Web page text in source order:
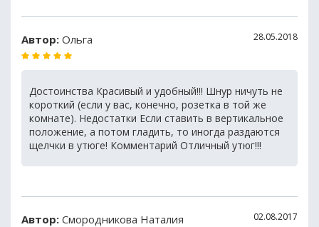
Автор: Ольга 28.05.2018
Достоинства Красивый и удобный!!! Шнур ничуть не
короткий (если у вас, конечно, розетка в той же
комнате). Недостатки Если ставить в вертикальное
положение, а потом гладить, то иногда раздаются
щелчки в утюге! Комментарий Отличный утюг!!!
Автор: Смородникова Наталия 02.08.2017